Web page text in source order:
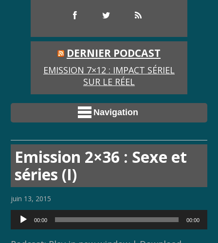
DERNIER PODCAST
EMISSION 7×12 : IMPACT SÉRIEL
SUR LE RÉEL
Navigation
Emission 2×36 : Sexe et
séries (I)
juin 13, 2015
Lecteur
audio
00:00 00:00